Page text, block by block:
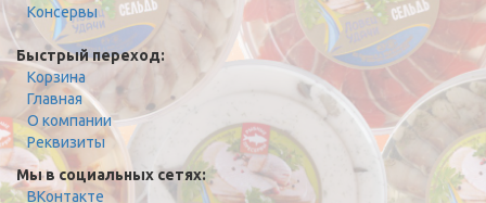
Консервы
Быстрый переход:
Корзина
Главная
О компании
Реквизиты
Мы в социальных сетях:
ВКонтакте